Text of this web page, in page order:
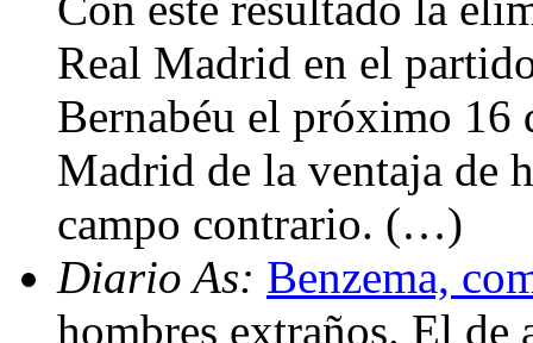
Real Madrid en el
Bernabéu el próximo 16
Madrid de la ventaja de
campo contrario. (…)
Diario As: Benzema,
hombres extraños. El